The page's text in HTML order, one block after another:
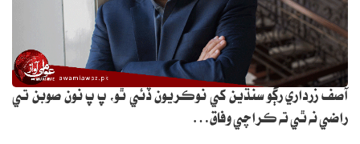
آصف زرداري رڳو سنڌين کي نوڪريون ڏئي ٿو، پ پ نون صوبن تي
راضي نه ٿي ته ڪراچي وفاق…